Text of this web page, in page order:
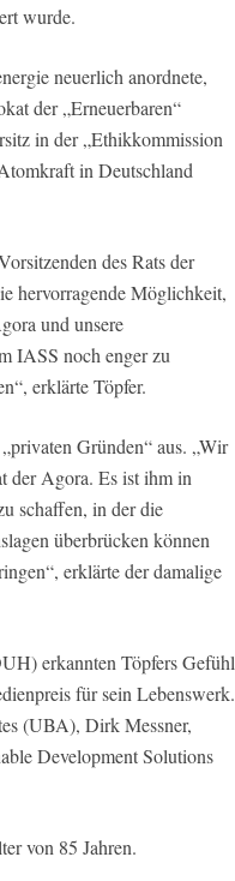
wurde.
neuerlich anordnete,
der „Erneuerbaren“
in der „Ethikkommission
in Deutschland
des Rats der
hervorragende Möglichkeit,
und unsere
IASS noch enger zu
erklärte Töpfer.
Gründen“ aus. „Wir
der Agora. Es ist ihm in
schaffen, in der die
überbrücken können
erklärte der damalige
erkannten Töpfers Gefühl
für sein Lebenswerk.
(UBA), Dirk Messner,
Development Solutions
von 85 Jahren.